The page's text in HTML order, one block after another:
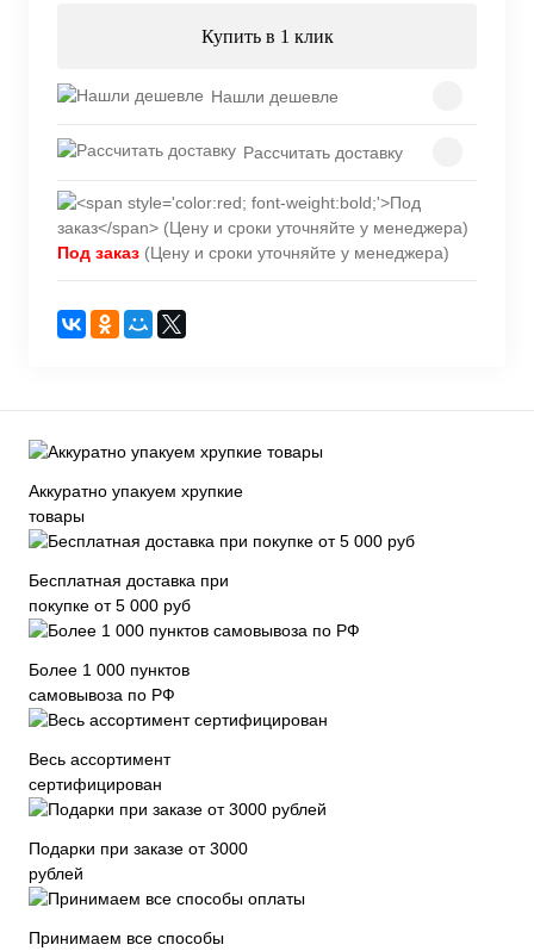
Купить в 1 клик
Нашли дешевле
Рассчитать доставку
Под заказ (Цену и сроки уточняйте у менеджера)
Аккуратно упакуем хрупкие
товары
Бесплатная доставка при
покупке от 5 000 руб
Более 1 000 пунктов
самовывоза по РФ
Весь ассортимент
сертифицирован
Подарки при заказе от 3000
рублей
Принимаем все способы